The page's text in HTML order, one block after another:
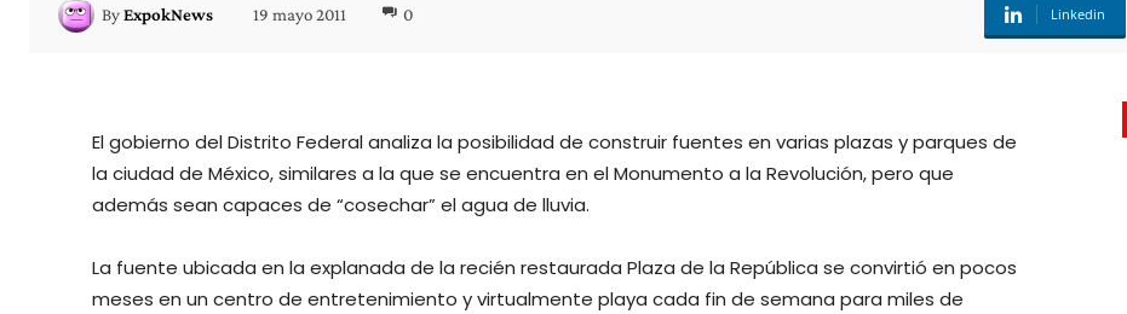
ByExpokNews 19 mayo 2011 0 Linkedin
El gobierno del Distrito Federal analiza la posibilidad de construir fuentes en varias plazas y parques de
la ciudad de México, similares a la que se encuentra en el Monumento a la Revolución, pero que
además sean capaces de “cosechar” el agua de lluvia.
La fuente ubicada en la explanada de la recién restaurada Plaza de la República se convirtió en pocos
meses en un centro de entretenimiento y virtualmente playa cada fin de semana para miles de